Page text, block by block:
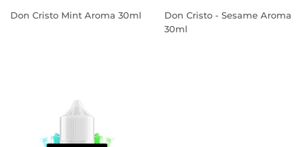
Don Cristo Mint Aroma 30ml
Don Cristo - Sesame Aroma
30ml